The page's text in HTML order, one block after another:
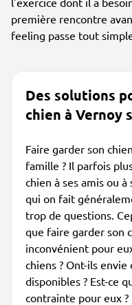
première rencontre
feeling passe tout
Des solutions
chien à Vernoy
Faire garder son
famille ? Il parfois
chien à ses amis ou
qui on fait
trop de questions.
que faire garder son
inconvénient pour
chiens ? Ont-ils envie
disponibles ? Est-ce
contrainte pour eux ?